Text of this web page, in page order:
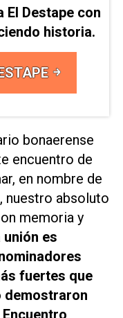
El Destape con
historia.
bonaerense
encuentro de
en nombre de
nuestro absoluto
memoria y
es
fuertes que
demostraron